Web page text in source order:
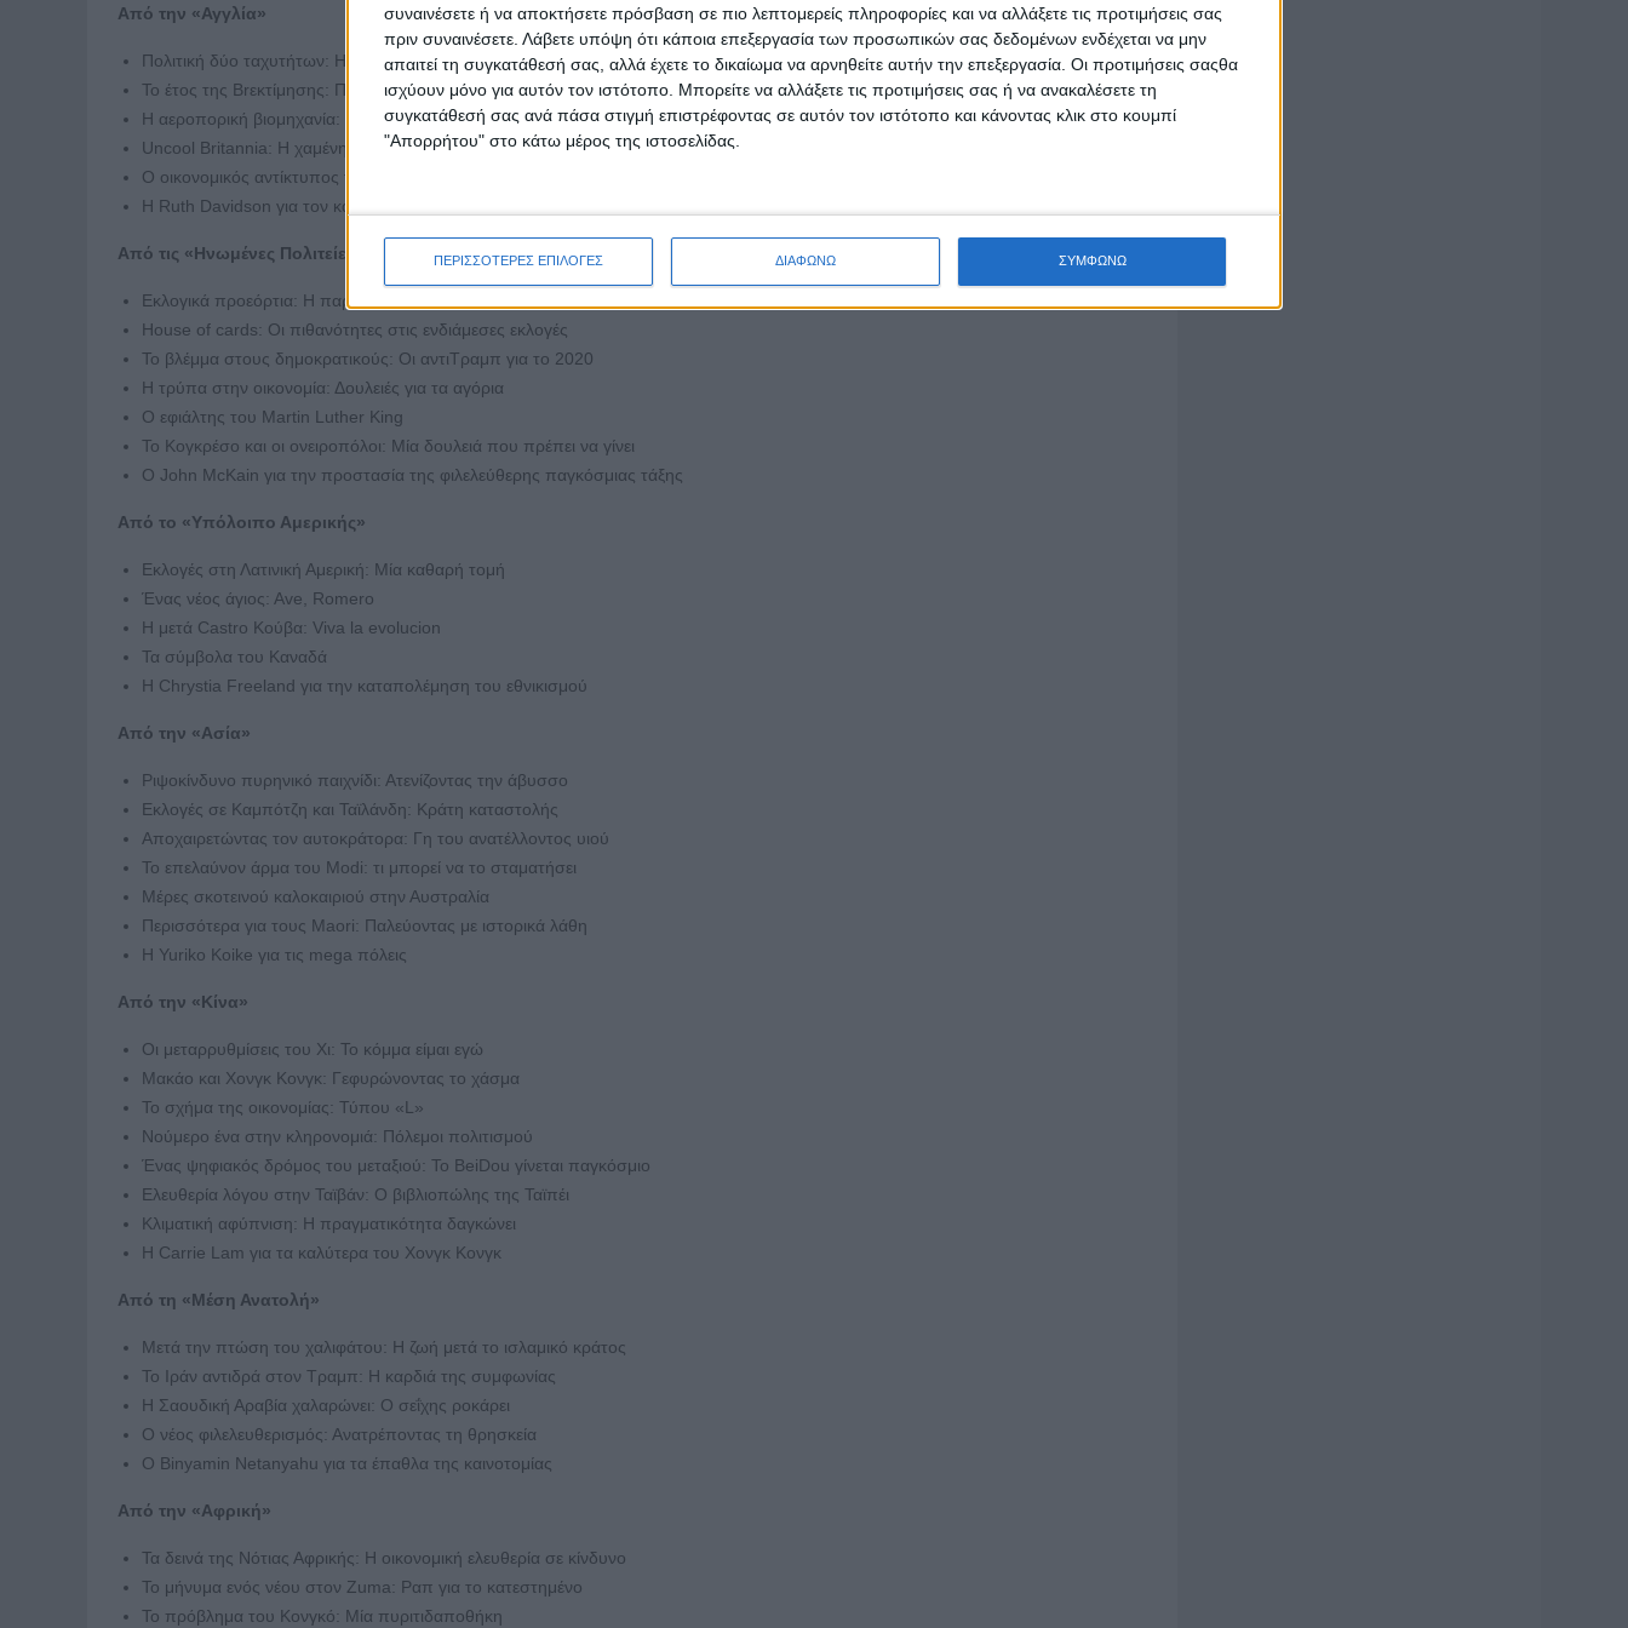
συναινέσετε ή να αποκτήσετε πρόσβαση σε πιο λεπτομερείς πληροφορίες και να αλλάξετε τις προτιμήσεις σας
πριν συναινέσετε. Λάβετε υπόψη ότι κάποια επεξεργασία των προσωπικών σας δεδομένων ενδέχεται να μην
απαιτεί τη συγκατάθεσή σας, αλλά έχετε το δικαίωμα να αρνηθείτε αυτήν την επεξεργασία. Οι προτιμήσεις σαςθα
ισχύουν μόνο για αυτόν τον ιστότοπο. Μπορείτε να αλλάξετε τις προτιμήσεις σας ή να ανακαλέσετε τη
συγκατάθεσή σας ανά πάσα στιγμή επιστρέφοντας σε αυτόν τον ιστότοπο και κάνοντας κλικ στο κουμπί
"Απορρήτου" στο κάτω μέρος της ιστοσελίδας.
ΠΕΡΙΣΣΟΤΕΡΕΣ ΕΠΙΛΟΓΕΣ ΔΙΑΦΩΝΩ ΣΥΜΦΩΝΩ
Από την «Αγγλία»
Πολιτική δύο ταχυτήτων: Η προσοχή στο αργό τέμπο
Το έτος της Brεκτίμησης: Πολλές επιλογές, λίγος χρόνος
Η αεροπορική βιομηχανία: Ψηλά στον αέρα
Uncool Britannia: Η χαμένη λάμψη
Ο οικονομικός αντίκτυπος του brexit: Αποφυγή της πτώσης;
Η Ruth Davidson για τον καπιταλισμό
Από τις «Ηνωμένες Πολιτείες»
Εκλογικά προεόρτια: Η παράσταση συνεχίζεται
House of cards: Οι πιθανότητες στις ενδιάμεσες εκλογές
Το βλέμμα στους δημοκρατικούς: Οι αντιΤραμπ για το 2020
Η τρύπα στην οικονομία: Δουλειές για τα αγόρια
Ο εφιάλτης του Martin Luther King
Το Κογκρέσο και οι ονειροπόλοι: Μία δουλειά που πρέπει να γίνει
Ο John McKain για την προστασία της φιλελεύθερης παγκόσμιας τάξης
Από το «Υπόλοιπο Αμερικής»
Εκλογές στη Λατινική Αμερική: Μία καθαρή τομή
Ένας νέος άγιος: Αve, Romero
Η μετά Castro Κούβα: Viva la evolucion
Τα σύμβολα του Καναδά
Η Chrystia Freeland για την καταπολέμηση του εθνικισμού
Από την «Ασία»
Ριψοκίνδυνο πυρηνικό παιχνίδι: Ατενίζοντας την άβυσσο
Εκλογές σε Καμπότζη και Ταϊλάνδη: Κράτη καταστολής
Αποχαιρετώντας τον αυτοκράτορα: Γη του ανατέλλοντος υιού
Το επελαύνον άρμα του Modi: τι μπορεί να το σταματήσει
Μέρες σκοτεινού καλοκαιριού στην Αυστραλία
Περισσότερα για τους Maori: Παλεύοντας με ιστορικά λάθη
Η Yuriko Koike για τις mega πόλεις
Από την «Κίνα»
Οι μεταρρυθμίσεις του Χι: Το κόμμα είμαι εγώ
Μακάο και Χονγκ Κονγκ: Γεφυρώνοντας το χάσμα
Το σχήμα της οικονομίας: Τύπου «L»
Νούμερο ένα στην κληρονομιά: Πόλεμοι πολιτισμού
Ένας ψηφιακός δρόμος του μεταξιού: Το BeiDou γίνεται παγκόσμιο
Ελευθερία λόγου στην Ταϊβάν: Ο βιβλιοπώλης της Ταϊπέι
Κλιματική αφύπνιση: Η πραγματικότητα δαγκώνει
Η Carrie Lam για τα καλύτερα του Χονγκ Κονγκ
Από τη «Μέση Ανατολή»
Μετά την πτώση του χαλιφάτου: Η ζωή μετά το ισλαμικό κράτος
Το Ιράν αντιδρά στον Τραμπ: Η καρδιά της συμφωνίας
Η Σαουδική Αραβία χαλαρώνει: Ο σεΐχης ροκάρει
Ο νέος φιλελευθερισμός: Ανατρέποντας τη θρησκεία
Ο Binyamin Netanyahu για τα έπαθλα της καινοτομίας
Από την «Αφρική»
Τα δεινά της Νότιας Αφρικής: Η οικονομική ελευθερία σε κίνδυνο
Το μήνυμα ενός νέου στον Zuma: Ραπ για το κατεστημένο
Το πρόβλημα του Κονγκό: Μία πυριτιδαποθήκη